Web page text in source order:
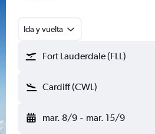
Ida y vuelta
Fort Lauderdale (FLL)
Cardiff (CWL)
mar. 8/9 - mar. 15/9